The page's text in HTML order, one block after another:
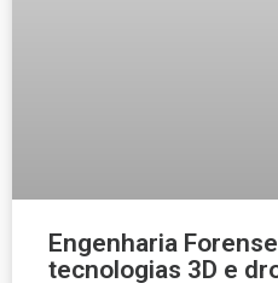
Engenharia
tecnologias 3D e